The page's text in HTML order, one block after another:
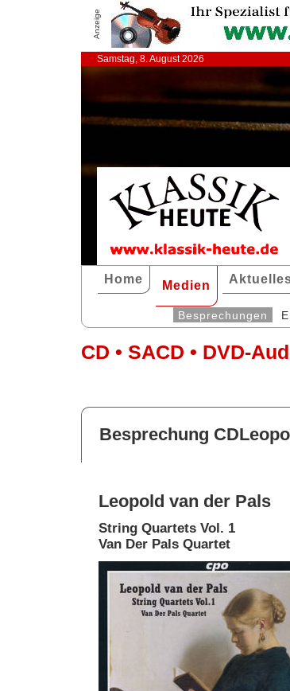
Anzeige
Samstag, 8. August 2026
Home Medien
Besprechungen
CD • SACD • DVD-
Besprechung
Leopold van der Pals
String Quartets Vol. 1
Van Der Pals Quartet